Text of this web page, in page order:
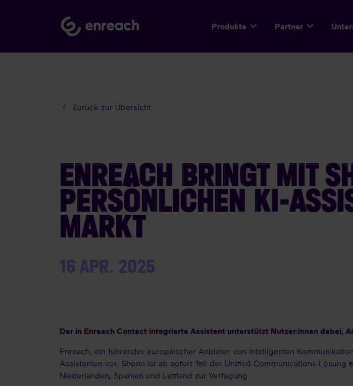
Produkte Partner
Zurück zur Übersicht
ENREACH BRINGT MIT
PERSÖNLICHEN KI-
MARKT
16 APR. 2025
Der in Enreach Contact integrierte Assistent unterstützt Nutzer:innen dabei,
Enreach, ein führender europäischer Anbieter von intelligenten
Assistenten vor. Shomi ist ab sofort Teil der Unified-Communications-Lösung
Niederlanden, Spanien und Lettland zur Verfügung.